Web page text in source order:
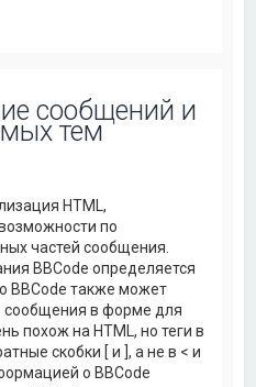
сообщений и
тем
HTML,
по
частей сообщения.
BBCode определяется
BBCode также может
сообщения в форме для
похож на HTML, но теги в
скобки [ и ], а не в < и
о BBCode